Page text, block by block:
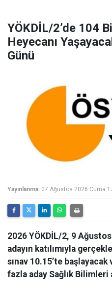
YÖKDİL/2’de 104
Heyecanı
Günü
Yayınlanma: 07 Ağustos 2026 Cuma
2026 YÖKDİL/2, 9
adayın katılımıyla
sınav 10.15’te
fazla aday Sağlık Bilimleri